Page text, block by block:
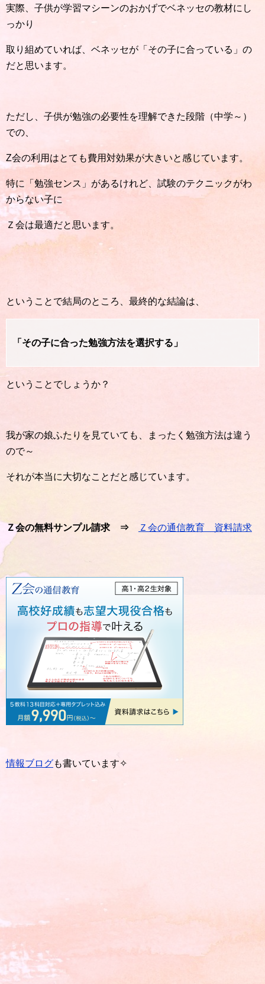
実際、子供が学習マシーンのおかげでベネッセの教材にし
っかり
取り組めていれば、ベネッセが「その子に合っている」の
だと思います。
ただし、子供が勉強の必要性を理解できた段階（中学～）
での、
Z会の利用はとても費用対効果が大きいと感じています。
特に「勉強センス」があるけれど、試験のテクニックがわ
からない子に
Ｚ会は最適だと思います。
ということで結局のところ、最終的な結論は、
「その子に合った勉強方法を選択する」
ということでしょうか？
我が家の娘ふたりを見ていても、まったく勉強方法は違う
ので～
それが本当に大切なことだと感じています。
Ｚ会の無料サンプル請求 ⇒ Ｚ会の通信教育 資料請求
情報ブログも書いています✧